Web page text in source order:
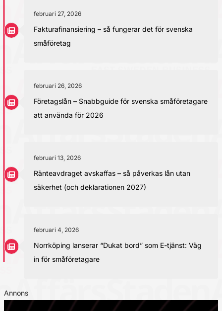
februari 27, 2026
Fakturafinansiering – så fungerar det för svenska
småföretag
februari 26, 2026
Företagslån – Snabbguide för svenska småföretagare
att använda för 2026
februari 13, 2026
Ränteavdraget avskaffas – så påverkas lån utan
säkerhet (och deklarationen 2027)
februari 4, 2026
Norrköping lanserar “Dukat bord” som E-tjänst: Väg
in för småföretagare
Annons